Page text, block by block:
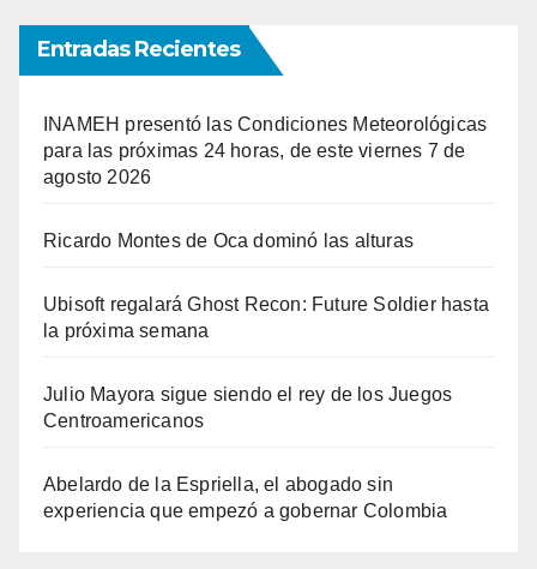
Entradas Recientes
INAMEH presentó las Condiciones Meteorológicas
para las próximas 24 horas, de este viernes 7 de
agosto 2026
Ricardo Montes de Oca dominó las alturas
Ubisoft regalará Ghost Recon: Future Soldier hasta
la próxima semana
Julio Mayora sigue siendo el rey de los Juegos
Centroamericanos
Abelardo de la Espriella, el abogado sin
experiencia que empezó a gobernar Colombia